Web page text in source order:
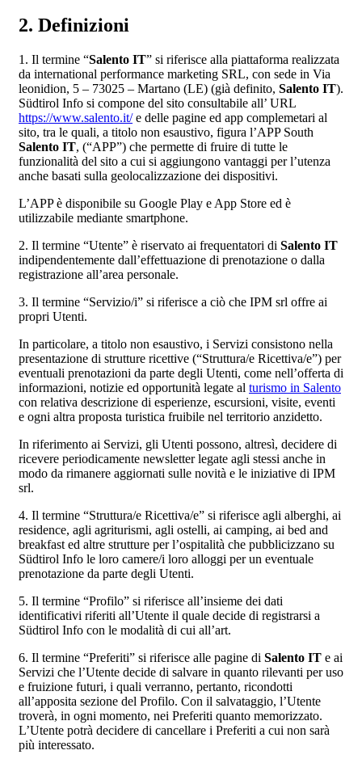
2. Definizioni
1. Il termine “Salento IT” si riferisce alla piattaforma realizzata
da international performance marketing SRL, con sede in Via
leonidion, 5 – 73025 – Martano (LE) (già definito, Salento IT).
Südtirol Info si compone del sito consultabile all’ URL
https://www.salento.it/e delle pagine ed app complemetari al
sito, tra le quali, a titolo non esaustivo, figura l’APP South
Salento IT, (“APP”) che permette di fruire di tutte le
funzionalità del sito a cui si aggiungono vantaggi per l’utenza
anche basati sulla geolocalizzazione dei dispositivi.
L’APP è disponibile su Google Play e App Store ed è
utilizzabile mediante smartphone.
2. Il termine “Utente” è riservato ai frequentatori di Salento IT
indipendentemente dall’effettuazione di prenotazione o dalla
registrazione all’area personale.
3. Il termine “Servizio/i” si riferisce a ciò che IPM srl offre ai
propri Utenti.
In particolare, a titolo non esaustivo, i Servizi consistono nella
presentazione di strutture ricettive (“Struttura/e Ricettiva/e”) per
eventuali prenotazioni da parte degli Utenti, come nell’offerta di
informazioni, notizie ed opportunità legate al turismo in Salento
con relativa descrizione di esperienze, escursioni, visite, eventi
e ogni altra proposta turistica fruibile nel territorio anzidetto.
In riferimento ai Servizi, gli Utenti possono, altresì, decidere di
ricevere periodicamente newsletter legate agli stessi anche in
modo da rimanere aggiornati sulle novità e le iniziative di IPM
srl.
4. Il termine “Struttura/e Ricettiva/e” si riferisce agli alberghi, ai
residence, agli agriturismi, agli ostelli, ai camping, ai bed and
breakfast ed altre strutture per l’ospitalità che pubblicizzano su
Südtirol Info le loro camere/i loro alloggi per un eventuale
prenotazione da parte degli Utenti.
5. Il termine “Profilo” si riferisce all’insieme dei dati
identificativi riferiti all’Utente il quale decide di registrarsi a
Südtirol Info con le modalità di cui all’art.
6. Il termine “Preferiti” si riferisce alle pagine di Salento IT e ai
Servizi che l’Utente decide di salvare in quanto rilevanti per uso
e fruizione futuri, i quali verranno, pertanto, ricondotti
all’apposita sezione del Profilo. Con il salvataggio, l’Utente
troverà, in ogni momento, nei Preferiti quanto memorizzato.
L’Utente potrà decidere di cancellare i Preferiti a cui non sarà
più interessato.